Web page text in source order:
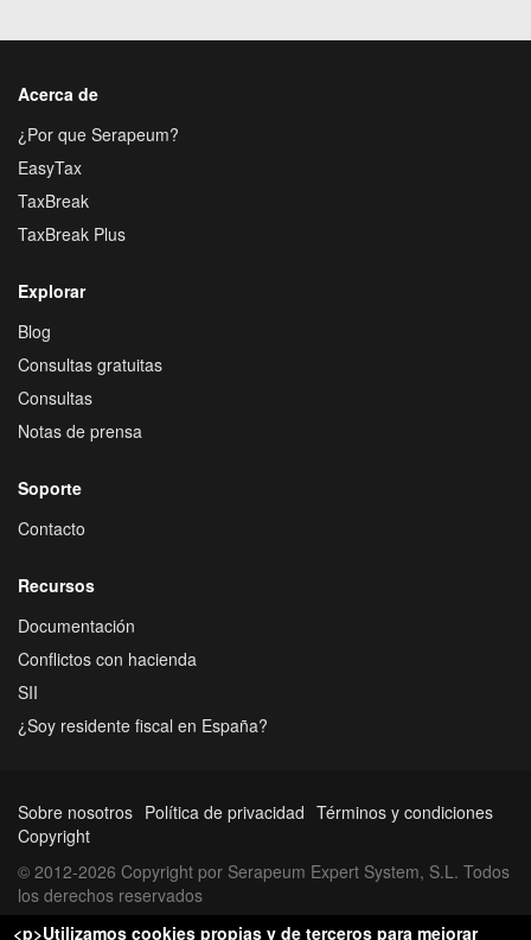
Acerca de
¿Por que Serapeum?
EasyTax
TaxBreak
TaxBreak Plus
Explorar
Blog
Consultas gratuitas
Consultas
Notas de prensa
Soporte
Contacto
Recursos
Documentación
Conflictos con hacienda
SII
¿Soy residente fiscal en España?
Sobre nosotros Política de privacidad Términos y condiciones
Copyright
© 2012-2026 Copyright por Serapeum Expert System, S.L. Todos
los derechos reservados
<p>Utilizamos cookies propias y de terceros para mejorar